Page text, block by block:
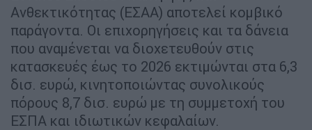
Ανθεκτικότητας (ΕΣΑΑ) αποτελεί κομβικό
παράγοντα. Οι επιχορηγήσεις και τα δάνεια
που αναμένεται να διοχετευθούν στις
κατασκευές έως το 2026 εκτιμώνται στα 6,3
δισ. ευρώ, κινητοποιώντας συνολικούς
πόρους 8,7 δισ. ευρώ με τη συμμετοχή του
ΕΣΠΑ και ιδιωτικών κεφαλαίων.